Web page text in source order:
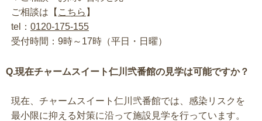
ご相談は【 こちら 】
tel： 0120-175-155
受付時間：9時～17時（平日・日曜）
Q.現在チャームスイート仁川弐番館の見学は可能ですか？
現在、チャームスイート仁川弐番館では、感染リスクを
最小限に抑える対策に沿って施設見学を行っています。